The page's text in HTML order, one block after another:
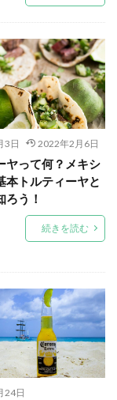
3日 2022年2月6日
ヤって何？メキシ
本トルティーヤと
ろう！
続きを読む
24日